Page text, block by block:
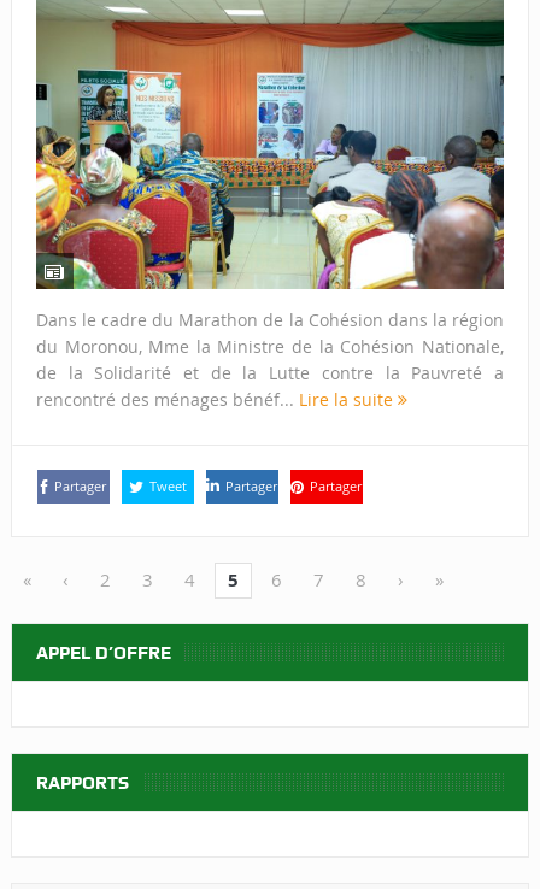
Dans le cadre du Marathon de la Cohésion dans la région
du Moronou, Mme la Ministre de la Cohésion Nationale,
de la Solidarité et de la Lutte contre la Pauvreté a
rencontré des ménages bénéf... Lire la suite
Partager Tweet Partager Partager
« ‹ 2 3 4 5 6 7 8 › »
APPEL D’OFFRE
RAPPORTS